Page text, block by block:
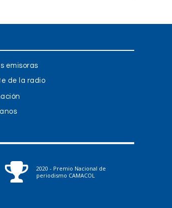
emisoras
de la radio
2020 - Premio Nacional de
periodismo CAMACOL